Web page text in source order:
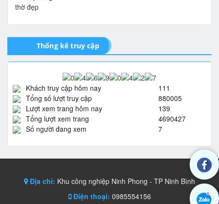
Thống kê truy cập
Khách truy cập hôm nay
111
Tổng số lượt truy cập
880005
Lượt xem trang hôm nay
139
Tổng lượt xem trang
4690427
Số người đang xem
7
Địa chỉ: Khu công nghiệp Ninh Phong - TP Ninh Bình
Điện thoại: 0985554156